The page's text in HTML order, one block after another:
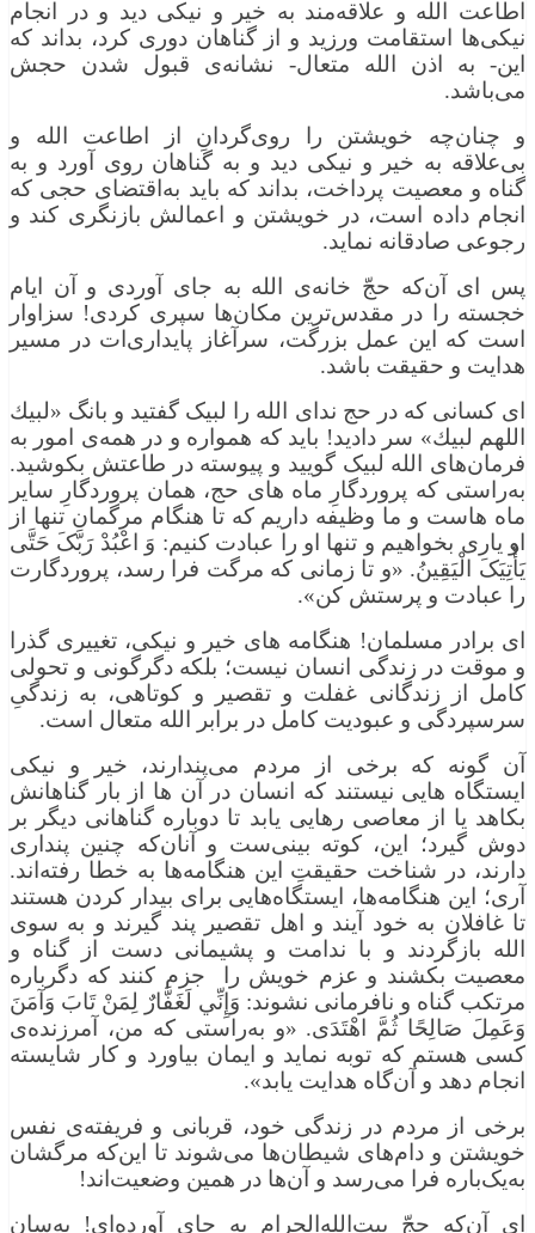
اطاعت الله و علاقه‌مند به خیر و نیکی دید و در انجام
نیکی‌ها استقامت ورزید و از گناهان دوری کرد، بداند که
این- به اذن الله متعال- نشانه‌ی قبول شدن حجش
می‌باشد.
و چنان‌چه خویشتن را روی‌گردانِ از اطاعت الله و
بی‌علاقه به خیر و نیکی دید و به گناهان روی آورد و به
گناه و معصیت پرداخت، بداند که باید به‌اقتضای حجی که
انجام داده است، در خویشتن و اعمالش بازنگری کند و
رجوعی صادقانه نماید.
پس ای آن‌که حجّ خانه‌ی الله به جای آوردی و آن ایام
خجسته را در مقدس‌ترین مکان‌ها سپری کردی! سزاوار
است که این عمل بزرگت، سرآغاز پایداری‌ات در مسیر
هدایت و حقیقت باشد.
ای کسانی که در حج ندای الله را لبیک گفتید و بانگ «لبيك
اللهم لبيك» سر دادید! باید که همواره و در همه‌ی امور به
فرمان‌های الله لبیک گویید و پیوسته در طاعتش بکوشید.
به‌راستی که پروردگارِ ماه ‌های حج، همان پروردگارِ سایر
ماه‌ هاست و ما وظیفه داریم که تا هنگام مرگمان تنها از
او یاری بخواهیم و تنها او را عبادت کنیم: وَ اعْبُدْ رَبَّکَ حَتَّى
یَأْتِیَکَ الْیَقِینُ. «و تا زمانی که مرگت فرا رسد، پروردگارت
را عبادت و پرستش کن».
ای برادر مسلمان! هنگامه‌ های خیر و نیکی، تغییری گذرا
و موقت در زندگی انسان نیست؛ بلکه دگرگونی و تحولی
کامل از زندگانی غفلت و تقصیر و کوتاهی، به زندگیِ
سرسپردگی و عبودیت کامل در برابر الله متعال است.
آن‌ گونه که برخی از مردم می‌پندارند، خیر و نیکی
ایستگاه‌ هایی نیستند که انسان در آن ‌ها از بار گناهانش
بکاهد یا از معاصی رهایی یابد تا دوباره گناهانی دیگر بر
دوش گیرد؛ این، کوته ‌بینی‌ست و آنان‌که چنین پنداری
دارند، در شناخت حقیقتِ این هنگامه‌ها به خطا رفته‌اند.
آری؛ این هنگامه‌ها، ایستگاه‌هایی برای بیدار کردن هستند
تا غافلان به خود آیند و اهل تقصیر پند گیرند و به سوی
الله بازگردند و با ندامت و پشیمانی دست از گناه و
معصیت بکشند و عزم خویش را جزم کنند که دگرباره
مرتکب گناه و نافرمانی نشوند: وَإِنِّي لَغَفَّارٌ لِمَنْ تَابَ وَآمَنَ
وَعَمِلَ صَالِحًا ثُمَّ اهْتَدَى. «و به‌راستی که من، آمرزنده‌ی
کسی هستم که توبه نماید و ایمان بیاورد و کار شایسته
انجام دهد و آن‌گاه هدایت یابد».
برخی از مردم در زندگی خود، قربانی و فریفته‌ی نفس
خویشتن و دام‌های شیطان‌ها می‌شوند تا این‌که مرگشان
به‌یک‌باره فرا می‌رسد و آن‌ها در همین وضعیت‌اند!
ای آن‌که حجّ بیت‌الله‌الحرام به جای آورده‌ای! به‌سان